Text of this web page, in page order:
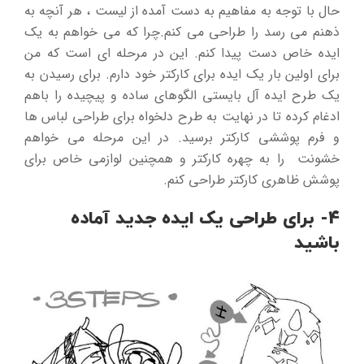
حال با توجه به مفاهیم به دست آمده از لیست ، هر آنچه به
ذهنم می رسد را طراحی می کنم.چرا که می خواهم به یک
ایده خاص دست پیدا کنم. این در مرحله ای است که من
برای اولین بار یک ایده برای کارکتر خود دارم. برای رسیدن به
یک طرح ایده آل بایستی الگوهای ساده و پیچیده را باهم
ادغام کرده تا در نهایت به طرح دلخواه برای طراحی لباس ها
و فرم پوششی کارکتر برسید. در این مرحله می خواهم
خشونت را به چهره کارکتر و همچنین لوازمی خاص برای
پوشش ظاهری کارکتر طراحی کنم.
4- برای طراحی یک ایده جدید آماده
باشید